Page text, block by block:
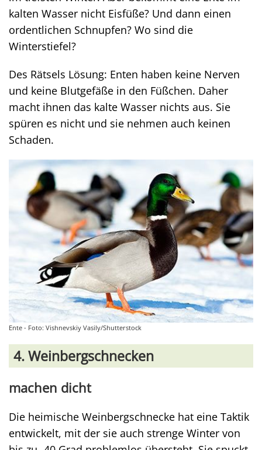
kalten Wasser nicht Eisfüße? Und dann einen
ordentlichen Schnupfen? Wo sind die
Winterstiefel?
Des Rätsels Lösung: Enten haben keine Nerven
und keine Blutgefäße in den Füßchen. Daher
macht ihnen das kalte Wasser nichts aus. Sie
spüren es nicht und sie nehmen auch keinen
Schaden.
Ente - Foto: Vishnevskiy Vasily/Shutterstock
4. Weinbergschnecken
machen dicht
Die heimische Weinbergschnecke hat eine Taktik
entwickelt, mit der sie auch strenge Winter von